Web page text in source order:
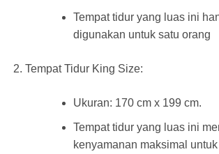
Tempat tidur yang luas ini
digunakan untuk satu orang
Tempat Tidur King Size:
Ukuran: 170 cm x 199 cm.
Tempat tidur yang luas ini
kenyamanan maksimal